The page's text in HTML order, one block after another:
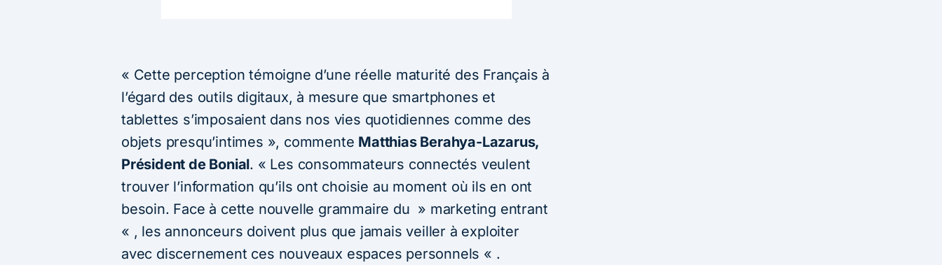
« Cette perception témoigne d’une réelle maturité des Français à
l’égard des outils digitaux, à mesure que smartphones et
tablettes s’imposaient dans nos vies quotidiennes comme des
objets presqu’intimes », commente Matthias Berahya-Lazarus,
Président de Bonial. « Les consommateurs connectés veulent
trouver l’information qu’ils ont choisie au moment où ils en ont
besoin. Face à cette nouvelle grammaire du » marketing entrant
« , les annonceurs doivent plus que jamais veiller à exploiter
avec discernement ces nouveaux espaces personnels « .